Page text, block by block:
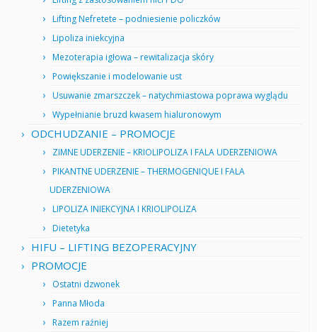
Lifting Nefretete – podniesienie policzków
Lipoliza iniekcyjna
Mezoterapia igłowa – rewitalizacja skóry
Powiększanie i modelowanie ust
Usuwanie zmarszczek – natychmiastowa poprawa wyglądu
Wypełnianie bruzd kwasem hialuronowym
ODCHUDZANIE – PROMOCJE
ZIMNE UDERZENIE – KRIOLIPOLIZA I FALA UDERZENIOWA
PIKANTNE UDERZENIE – THERMOGENIQUE I FALA
UDERZENIOWA
LIPOLIZA INIEKCYJNA I KRIOLIPOLIZA
Dietetyka
HIFU – LIFTING BEZOPERACYJNY
PROMOCJE
Ostatni dzwonek
Panna Młoda
Razem raźniej